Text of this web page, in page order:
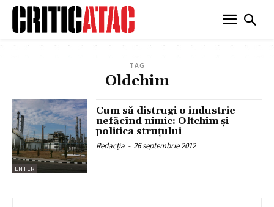
TAG
Oldchim
ENTER
Cum să distrugi o industrie
nefăcînd nimic: Oltchim și
politica struțului
Redacția - 26 septembrie 2012